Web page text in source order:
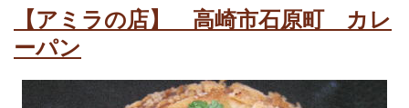
【アミラの店】 高崎市石原町 カレ
ーパン